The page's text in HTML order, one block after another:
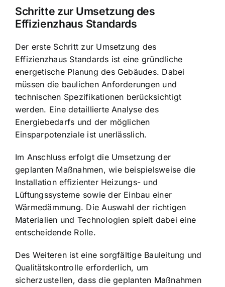
Schritte zur Umsetzung des
Effizienzhaus Standards
Der erste Schritt zur Umsetzung des
Effizienzhaus Standards ist eine gründliche
energetische Planung des Gebäudes. Dabei
müssen die baulichen Anforderungen und
technischen Spezifikationen berücksichtigt
werden. Eine detaillierte Analyse des
Energiebedarfs und der möglichen
Einsparpotenziale ist unerlässlich.
Im Anschluss erfolgt die Umsetzung der
geplanten Maßnahmen, wie beispielsweise die
Installation effizienter Heizungs- und
Lüftungssysteme sowie der Einbau einer
Wärmedämmung. Die Auswahl der richtigen
Materialien und Technologien spielt dabei eine
entscheidende Rolle.
Des Weiteren ist eine sorgfältige Bauleitung und
Qualitätskontrolle erforderlich, um
sicherzustellen, dass die geplanten Maßnahmen